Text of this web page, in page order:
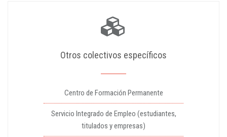
Otros colectivos específicos
Centro de Formación Permanente
Servicio Integrado de Empleo (estudiantes,
titulados y empresas)